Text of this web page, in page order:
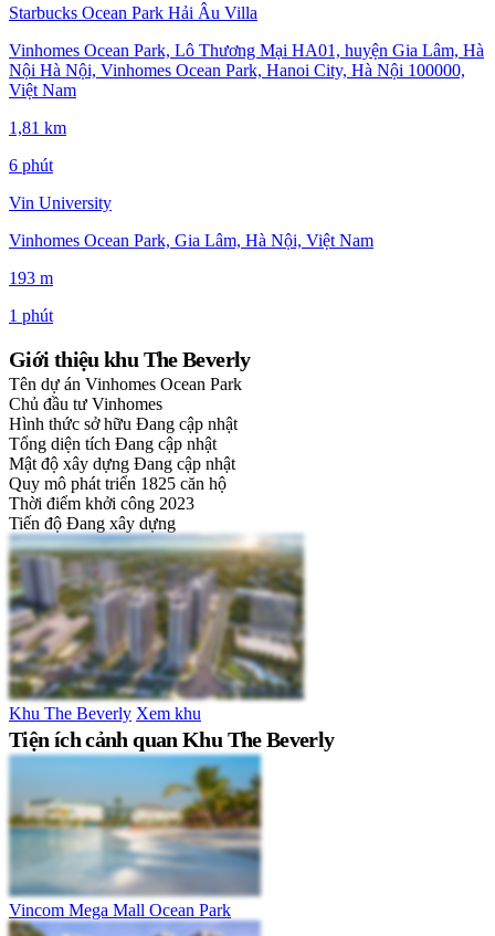
Starbucks Ocean Park Hải Âu Villa
Vinhomes Ocean Park, Lô Thương Mại HA01, huyện Gia Lâm, Hà
Nội Hà Nội, Vinhomes Ocean Park, Hanoi City, Hà Nội 100000,
Việt Nam
1,81 km
6 phút
Vin University
Vinhomes Ocean Park, Gia Lâm, Hà Nội, Việt Nam
193 m
1 phút
Giới thiệu khu The Beverly
Tên dự án Vinhomes Ocean Park
Chủ đầu tư Vinhomes
Hình thức sở hữu Đang cập nhật
Tổng diện tích Đang cập nhật
Mật độ xây dựng Đang cập nhật
Quy mô phát triển 1825 căn hộ
Thời điểm khởi công 2023
Tiến độ Đang xây dựng
Khu The Beverly Xem khu
Tiện ích cảnh quan Khu The Beverly
Vincom Mega Mall Ocean Park